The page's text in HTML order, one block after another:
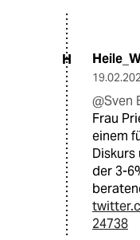
H
@Sven
Frau
einem
der 3-
24738